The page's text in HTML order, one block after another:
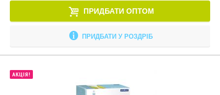
ПРИДБАТИ ОПТОМ
ПРИДБАТИ У РОЗДРІБ
АКЦІЯ!